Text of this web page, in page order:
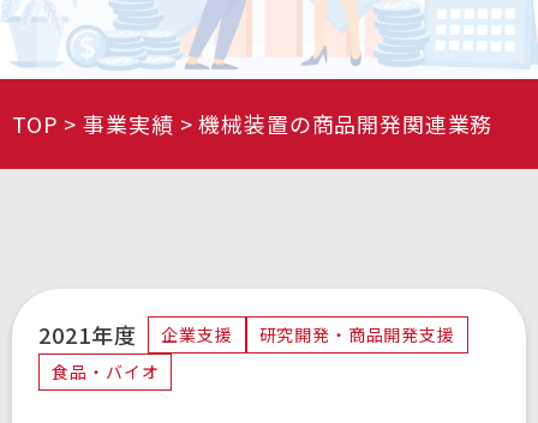
TOP 事業実績 機械装置の商品開発関連業務
2021年度 企業支援
研究開発・商品開発支援
食品・バイオ